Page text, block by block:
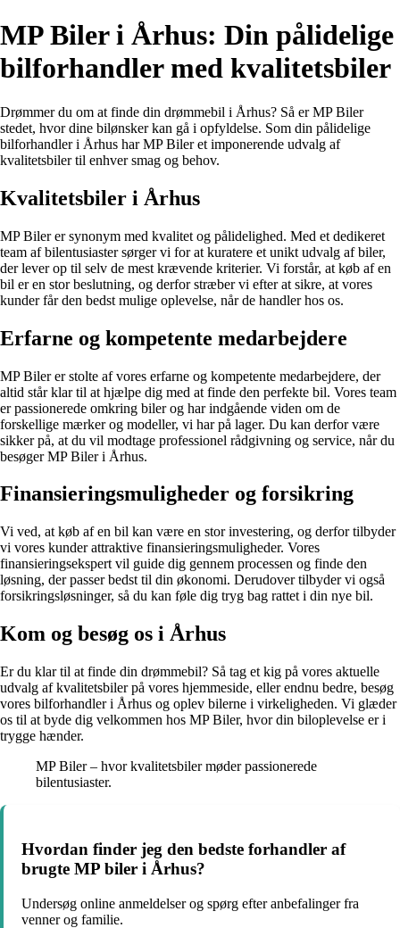
MP Biler i Århus: Din pålidelige
bilforhandler med kvalitetsbiler
Drømmer du om at finde din drømmebil i Århus? Så er MP Biler
stedet, hvor dine bilønsker kan gå i opfyldelse. Som din pålidelige
bilforhandler i Århus har MP Biler et imponerende udvalg af
kvalitetsbiler til enhver smag og behov.
Kvalitetsbiler i Århus
MP Biler er synonym med kvalitet og pålidelighed. Med et dedikeret
team af bilentusiaster sørger vi for at kuratere et unikt udvalg af biler,
der lever op til selv de mest krævende kriterier. Vi forstår, at køb af en
bil er en stor beslutning, og derfor stræber vi efter at sikre, at vores
kunder får den bedst mulige oplevelse, når de handler hos os.
Erfarne og kompetente medarbejdere
MP Biler er stolte af vores erfarne og kompetente medarbejdere, der
altid står klar til at hjælpe dig med at finde den perfekte bil. Vores team
er passionerede omkring biler og har indgående viden om de
forskellige mærker og modeller, vi har på lager. Du kan derfor være
sikker på, at du vil modtage professionel rådgivning og service, når du
besøger MP Biler i Århus.
Finansieringsmuligheder og forsikring
Vi ved, at køb af en bil kan være en stor investering, og derfor tilbyder
vi vores kunder attraktive finansieringsmuligheder. Vores
finansieringsekspert vil guide dig gennem processen og finde den
løsning, der passer bedst til din økonomi. Derudover tilbyder vi også
forsikringsløsninger, så du kan føle dig tryg bag rattet i din nye bil.
Kom og besøg os i Århus
Er du klar til at finde din drømmebil? Så tag et kig på vores aktuelle
udvalg af kvalitetsbiler på vores hjemmeside, eller endnu bedre, besøg
vores bilforhandler i Århus og oplev bilerne i virkeligheden. Vi glæder
os til at byde dig velkommen hos MP Biler, hvor din biloplevelse er i
trygge hænder.
MP Biler – hvor kvalitetsbiler møder passionerede
bilentusiaster.
Hvordan finder jeg den bedste forhandler af
brugte MP biler i Århus?
Undersøg online anmeldelser og spørg efter anbefalinger fra
venner og familie.